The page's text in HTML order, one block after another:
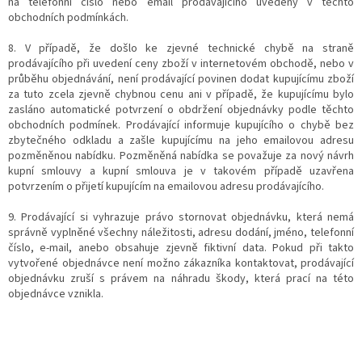
obchodních podmínkách.
8. V případě, že došlo ke zjevné technické chybě na straně
prodávajícího při uvedení ceny zboží v internetovém obchodě, nebo v
průběhu objednávání, není prodávající povinen dodat kupujícímu zboží
za tuto zcela zjevně chybnou cenu ani v případě, že kupujícímu bylo
zasláno automatické potvrzení o obdržení objednávky podle těchto
obchodních podmínek. Prodávající informuje kupujícího o chybě bez
zbytečného odkladu a zašle kupujícímu na jeho emailovou adresu
pozměněnou nabídku. Pozměněná nabídka se považuje za nový návrh
kupní smlouvy a kupní smlouva je v takovém případě uzavřena
potvrzením o přijetí kupujícím na emailovou adresu prodávajícího.
9. Prodávající si vyhrazuje právo stornovat objednávku, která nemá
správně vyplněné všechny náležitosti, adresu dodání, jméno, telefonní
číslo, e-mail, anebo obsahuje zjevně fiktivní data. Pokud při takto
vytvořené objednávce není možno zákazníka kontaktovat, prodávající
objednávku zruší s právem na náhradu škody, která prací na této
objednávce vznikla.